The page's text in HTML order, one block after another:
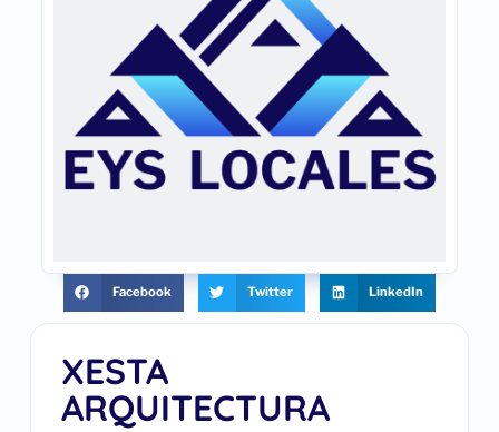
XESTA
ARQUITECTURA
Facebook Twitter LinkedIn